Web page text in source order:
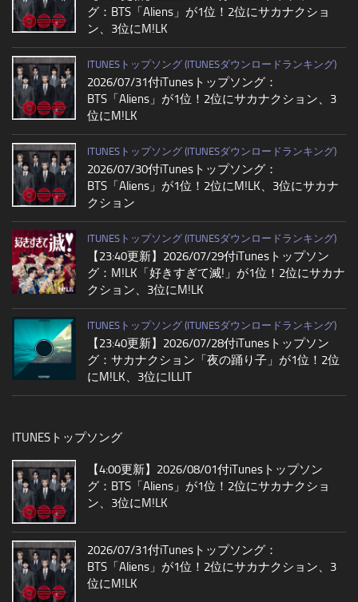
グ：BTS「Aliens」が1位！2位にサカナクショ
ン、3位にM!LK
ITUNESトップソング (ITUNESダウンロードランキング)
2026/07/31付iTunesトップソング：
BTS「Aliens」が1位！2位にサカナクション、3
位にM!LK
ITUNESトップソング (ITUNESダウンロードランキング)
2026/07/30付iTunesトップソング：
BTS「Aliens」が1位！2位にM!LK、3位にサカナ
クション
ITUNESトップソング (ITUNESダウンロードランキング)
【23:40更新】2026/07/29付iTunesトップソン
グ：M!LK「好きすぎて滅!」が1位！2位にサカナ
クション、3位にM!LK
ITUNESトップソング (ITUNESダウンロードランキング)
【23:40更新】2026/07/28付iTunesトップソン
グ：サカナクション「夜の踊り子」が1位！2位
にM!LK、3位にILLIT
ITUNESトップソング
【4:00更新】2026/08/01付iTunesトップソン
グ：BTS「Aliens」が1位！2位にサカナクショ
ン、3位にM!LK
2026/07/31付iTunesトップソング：
BTS「Aliens」が1位！2位にサカナクション、3
位にM!LK